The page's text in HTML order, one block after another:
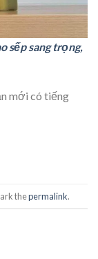
sếp sang trọng,
mới có tiếng
thepermalink.